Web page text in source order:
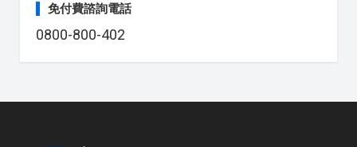
免付費諮詢電話
0800-800-402